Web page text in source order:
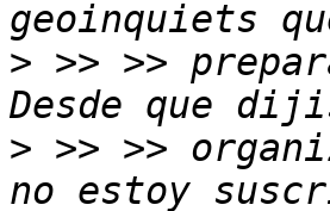
> >> >>
> >> >>